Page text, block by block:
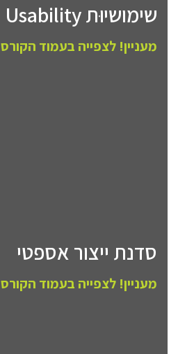
שימושיוּת Usability
מעניין! לצפייה בעמוד הקורס
סדנת ייצור אספטי
מעניין! לצפייה בעמוד הקורס